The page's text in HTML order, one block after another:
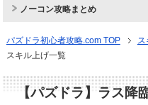
ノーコン攻略まとめ
パズドラ初心者攻略.com TOP ス
スキル上げ一覧
【パズドラ】ラス降